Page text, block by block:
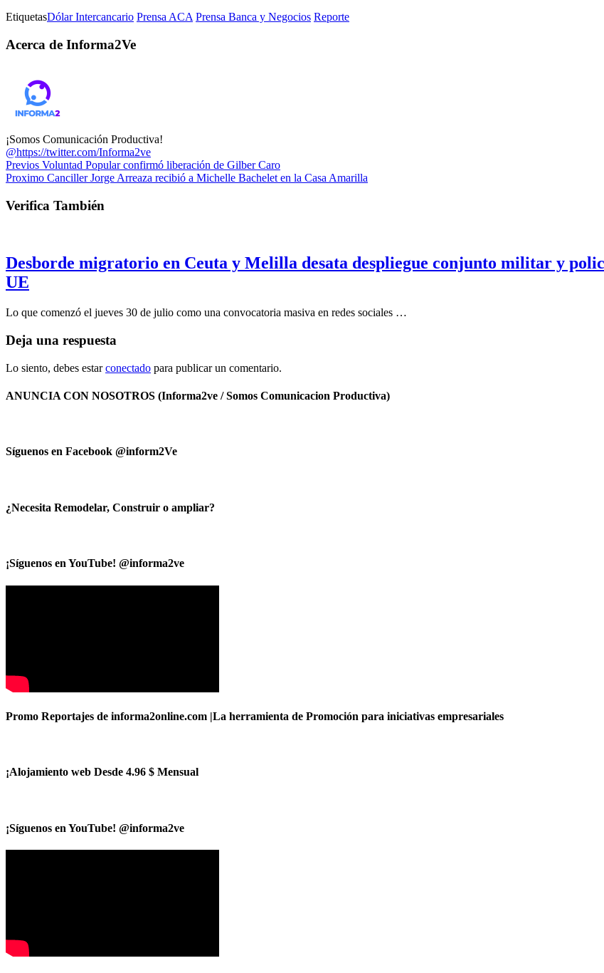
EtiquetasDólar Intercancario Prensa ACA Prensa Banca y Negocios Reporte
Acerca de Informa2Ve
¡Somos Comunicación Productiva!
@https://twitter.com/Informa2ve
Previos Voluntad Popular confirmó liberación de Gilber Caro
Proximo Canciller Jorge Arreaza recibió a Michelle Bachelet en la Casa Amarilla
Verifica También
Desborde migratorio en Ceuta y Melilla desata despliegue conjunto militar y
UE
Lo que comenzó el jueves 30 de julio como una convocatoria masiva en redes sociales …
Deja una respuesta
Lo siento, debes estarconectado para publicar un comentario.
ANUNCIA CON NOSOTROS (Informa2ve / Somos Comunicacion Productiva)
Síguenos en Facebook @inform2Ve
¿Necesita Remodelar, Construir o ampliar?
¡Síguenos en YouTube! @informa2ve
Promo Reportajes de informa2online.com |La herramienta de Promoción para iniciativas empresariales
¡Alojamiento web Desde 4.96 $ Mensual
¡Síguenos en YouTube! @informa2ve